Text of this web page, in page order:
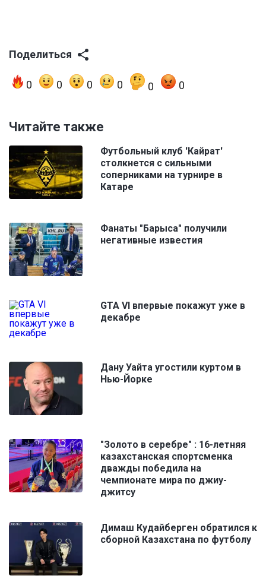
Поделиться
0 0 0 0 0 0
Читайте также
Футбольный клуб 'Кайрат'
столкнется с сильными
соперниками на турнире в
Катаре
Фанаты "Барыса" получили
негативные известия
GTA VI впервые покажут уже в
декабре
Дану Уайта угостили куртом в
Нью-Йорке
"Золото в серебре" : 16-летняя
казахстанская спортсменка
дважды победила на
чемпионате мира по джиу-
джитсу
Димаш Кудайберген обратился к
сборной Казахстана по футболу